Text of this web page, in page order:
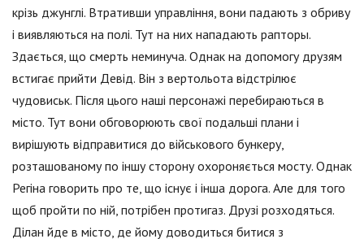
крізь джунглі. Втративши управління, вони падають з обриву
і виявляються на полі. Тут на них нападають рапторы.
Здається, що смерть неминуча. Однак на допомогу друзям
встигає прийти Девід. Він з вертольота відстрілює
чудовиськ. Після цього наші персонажі перебираються в
місто. Тут вони обговорюють свої подальші плани і
вирішують відправитися до військового бункеру,
розташованому по іншу сторону охороняється мосту. Однак
Регіна говорить про те, що існує і інша дорога. Але для того
щоб пройти по ній, потрібен протигаз. Друзі розходяться.
Ділан йде в місто, де йому доводиться битися з